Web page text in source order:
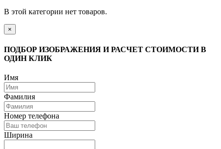
В этой категории нет товаров.
×
ПОДБОР ИЗОБРАЖЕНИЯ И РАСЧЕТ СТОИМОСТИ В
ОДИН КЛИК
Имя
Фамилия
Номер телефона
Ширина